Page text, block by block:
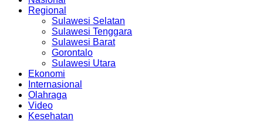
Regional
Sulawesi Selatan
Sulawesi Tenggara
Sulawesi Barat
Gorontalo
Sulawesi Utara
Ekonomi
Internasional
Olahraga
Video
Kesehatan